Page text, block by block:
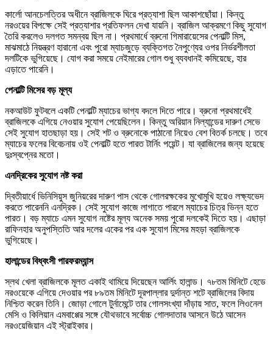
কার্লো আনচেলত্তির অধীনে ব্রাজিলকে ঘিরে প্রত্যাশা ছিল আকাশছোঁয়া। কিন্তু
নরওয়ের বিপক্ষে সেই প্রত্যাশার প্রতিফলন দেখা যায়নি। ব্রাজিল আক্রমণে কিছু সুযোগ
তৈরি করলেও দলগত সমন্বয় ছিল না। প্রথমার্ধে ব্রুনো গিমারায়েসের পেনাল্টি মিস,
মাঝমাঠে নিয়ন্ত্রণ হারানো এবং পুরো ম্যাচজুড়ে ব্যক্তিগত নৈপুণ্যের ওপর নির্ভরশীলতা
দলটিকে ভুগিয়েছে। যোগ করা সময়ে নেইমারের গোল শুধু ব্যবধানই কমিয়েছে, হার
এড়াতে পারেনি।
পেনাল্টি মিসের বড় মূল্য
নকআউট ফুটবলে একটি পেনাল্টি ম্যাচের ভাগ্য বদলে দিতে পারে। ব্রুনো প্রথমার্ধেই
ব্রাজিলকে এগিয়ে নেওয়ার সুযোগ পেয়েছিলেন। কিন্তু অরিয়ান নিল্যান্ডের দারুণ সেভে
সেই সুযোগ হাতছাড়া হয়। সেই শট ও ব্রুনোকে পাঠানো নিয়েও বেশ বিতর্ক চলছে। তবে
ম্যাচের ফলের বিবেচনায় ওই পেনাল্টি হতে পারত টার্নিং পয়েন্ট। যা ব্রাজিলের জন্য হয়েছে
দুঃস্বপ্নের মতো।
এনদ্রিকের সুযোগ নষ্ট করা
দ্বিতীয়ার্ধে ভিনিসিয়ুস জুনিয়রের দারুণ পাস থেকে গোলরক্ষকের মুখোমুখি হয়েও লক্ষ্যভেদ
করতে পারেননি এনদ্রিক। সেই সুযোগ কাজে লাগাতে পারলে ম্যাচের চিত্র ভিন্ন হতে
পারত। বড় ম্যাচে এমন সুযোগ নষ্টের মূল্য অনেক সময় পুরো দলকেই দিতে হয়। এছাড়া
রাফিনহার অনুপস্তিতি আর দলের একের পর এক সুযোগ মিসের মহড়া ব্রাজিলকে
ভুগিয়েছে।
হালান্ডের বিধ্বংসী পারফরম্যান্স
স্লথ খেলা ব্রাজিলকে মূলত একাই থামিয়ে দিয়েছেন আর্লিং হালান্ড। ৭৮তম মিনিটে হেডে
নরওয়েকে এগিয়ে দেওয়ার পর ৮৯তম মিনিটে দূরপাল্লার দুর্দান্ত শটে ব্রাজিলের বিদায়
নিশ্চিত করেন তিনি। জোড়া গোলে টুর্নামেন্টে তার গোলসংখ্যা দাঁড়ায় সাত, ফলে লিওনেল
মেসি ও কিলিয়ান এমবাপ্পের সঙ্গে যৌথভাবে সর্বোচ্চ গোলদাতার আসনে উঠে আসেন
নরওয়েজিয়ান এই স্ট্রাইকার।